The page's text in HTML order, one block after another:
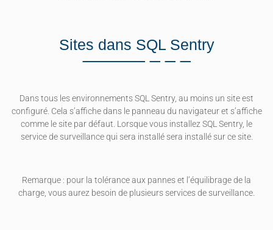
Sites dans SQL Sentry
Dans tous les environnements SQL Sentry, au moins un site est
configuré. Cela s’affiche dans le panneau du navigateur et s’affiche
comme le site par défaut. Lorsque vous installez SQL Sentry, le
service de surveillance qui sera installé sera installé sur ce site.
Remarque : pour la tolérance aux pannes et l’équilibrage de la
charge, vous aurez besoin de plusieurs services de surveillance.